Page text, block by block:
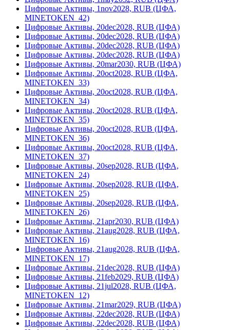
Цифровые Активы, 1nov2028, RUB (ЦФА,
MINETOKEN_42)
Цифровые Активы, 20dec2028, RUB (ЦФА)
Цифровые Активы, 20dec2028, RUB (ЦФА)
Цифровые Активы, 20dec2028, RUB (ЦФА)
Цифровые Активы, 20dec2028, RUB (ЦФА)
Цифровые Активы, 20mar2030, RUB (ЦФА)
Цифровые Активы, 20oct2028, RUB (ЦФА,
MINETOKEN_33)
Цифровые Активы, 20oct2028, RUB (ЦФА,
MINETOKEN_34)
Цифровые Активы, 20oct2028, RUB (ЦФА,
MINETOKEN_35)
Цифровые Активы, 20oct2028, RUB (ЦФА,
MINETOKEN_36)
Цифровые Активы, 20oct2028, RUB (ЦФА,
MINETOKEN_37)
Цифровые Активы, 20sep2028, RUB (ЦФА,
MINETOKEN_24)
Цифровые Активы, 20sep2028, RUB (ЦФА,
MINETOKEN_25)
Цифровые Активы, 20sep2028, RUB (ЦФА,
MINETOKEN_26)
Цифровые Активы, 21apr2030, RUB (ЦФА)
Цифровые Активы, 21aug2028, RUB (ЦФА,
MINETOKEN_16)
Цифровые Активы, 21aug2028, RUB (ЦФА,
MINETOKEN_17)
Цифровые Активы, 21dec2028, RUB (ЦФА)
Цифровые Активы, 21feb2029, RUB (ЦФА)
Цифровые Активы, 21jul2028, RUB (ЦФА,
MINETOKEN_12)
Цифровые Активы, 21mar2029, RUB (ЦФА)
Цифровые Активы, 22dec2028, RUB (ЦФА)
Цифровые Активы, 22dec2028, RUB (ЦФА)